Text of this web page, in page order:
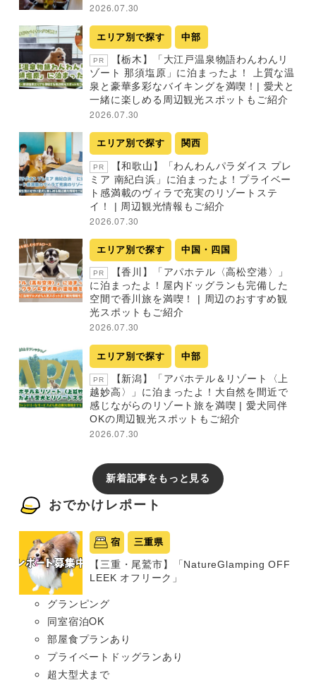
2026.07.30
エリア別で探す 中部
PR
【栃木】「大江戸温泉物語わんわんリ
ゾート 那須塩原」に泊まったよ！ 上質な温
泉と豪華多彩なバイキングを満喫！| 愛犬と
一緒に楽しめる周辺観光スポットもご紹介
2026.07.30
エリア別で探す 関西
PR
【和歌山】「わんわんパラダイス プレ
ミア 南紀白浜」に泊まったよ！プライベー
ト感満載のヴィラで充実のリゾートステ
イ！ | 周辺観光情報もご紹介
2026.07.30
エリア別で探す 中国・四国
PR
【香川】「アパホテル〈高松空港〉」
に泊まったよ！屋内ドッグランも完備した
空間で香川旅を満喫！ | 周辺のおすすめ観
光スポットもご紹介
2026.07.30
エリア別で探す 中部
PR
【新潟】「アパホテル＆リゾート〈上
越妙高〉」に泊まったよ！大自然を間近で
感じながらのリゾート旅を満喫 | 愛犬同伴
OKの周辺観光スポットもご紹介
2026.07.30
新着記事をもっと見る
おでかけレポート
宿 三重県
【三重・尾鷲市】「NatureGlamping OFF
LEEK オフリーク」
グランピング
同室宿泊OK
部屋食プランあり
プライベートドッグランあり
超大型犬まで